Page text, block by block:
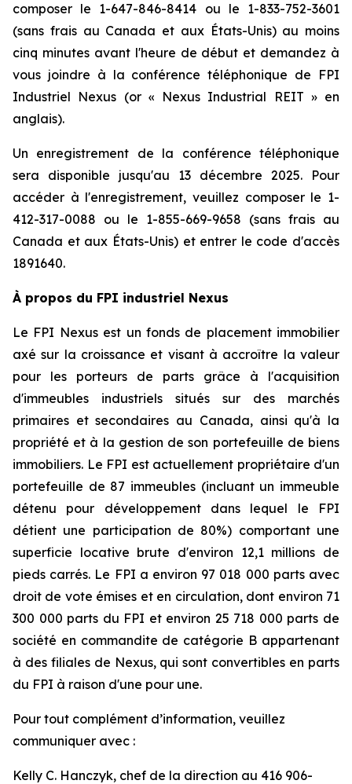
composer le 1-647-846-8414 ou le 1-833-752-3601
(sans frais au Canada et aux États-Unis) au moins
cinq minutes avant l'heure de début et demandez à
vous joindre à la conférence téléphonique de FPI
Industriel Nexus (or « Nexus Industrial REIT » en
anglais).
Un enregistrement de la conférence téléphonique
sera disponible jusqu'au 13 décembre 2025. Pour
accéder à l'enregistrement, veuillez composer le 1-
412-317-0088 ou le 1-855-669-9658 (sans frais au
Canada et aux États-Unis) et entrer le code d'accès
1891640.
À propos du FPI industriel Nexus
Le FPI Nexus est un fonds de placement immobilier
axé sur la croissance et visant à accroître la valeur
pour les porteurs de parts grâce à l'acquisition
d'immeubles industriels situés sur des marchés
primaires et secondaires au Canada, ainsi qu'à la
propriété et à la gestion de son portefeuille de biens
immobiliers. Le FPI est actuellement propriétaire d'un
portefeuille de 87 immeubles (incluant un immeuble
détenu pour développement dans lequel le FPI
détient une participation de 80%) comportant une
superficie locative brute d'environ 12,1 millions de
pieds carrés. Le FPI a environ 97 018 000 parts avec
droit de vote émises et en circulation, dont environ 71
300 000 parts du FPI et environ 25 718 000 parts de
société en commandite de catégorie B appartenant
à des filiales de Nexus, qui sont convertibles en parts
du FPI à raison d'une pour une.
Pour tout complément d’information, veuillez
communiquer avec :
Kelly C. Hanczyk, chef de la direction au 416 906-